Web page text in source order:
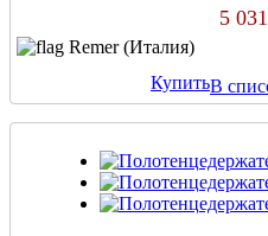
5
Remer (Италия)
КупитьВ